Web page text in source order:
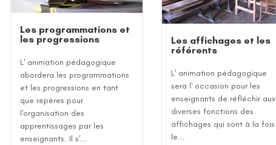
Les programmations et
les progressions
L' animation pédagogique
abordera les programmations
et les progressions en tant
que repères pour
l'organisation des
apprentissages par les
enseignants. Il s'...
Les affichages et les
référents
L' animation pédagogique
sera l' occasion pour les
enseignants de réfléchir aux
diverses fonctions des
affichages qui sont à la fois
le...